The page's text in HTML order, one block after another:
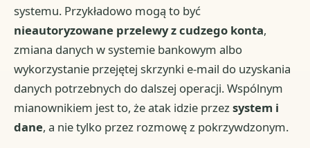
systemu. Przykładowo mogą to być
nieautoryzowane przelewy z cudzego konta,
zmiana danych w systemie bankowym albo
wykorzystanie przejętej skrzynki e-mail do uzyskania
danych potrzebnych do dalszej operacji. Wspólnym
mianownikiem jest to, że atak idzie przezsystem i
dane, a nie tylko przez rozmowę z pokrzywdzonym.